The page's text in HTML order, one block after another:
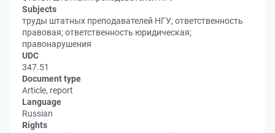
Subjects
труды штатных преподавателей НГУ; ответственность
правовая; ответственность юридическая;
правонарушения
UDC
347.51
Document type
Article, report
Language
Russian
Rights